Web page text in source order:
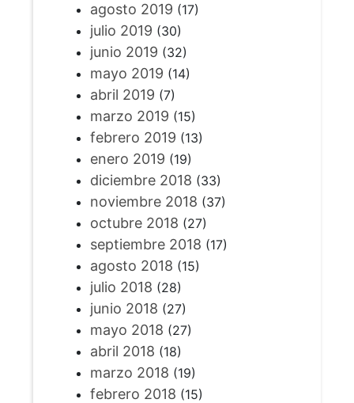
agosto 2019 (17)
julio 2019 (30)
junio 2019 (32)
mayo 2019 (14)
abril 2019 (7)
marzo 2019 (15)
febrero 2019 (13)
enero 2019 (19)
diciembre 2018 (33)
noviembre 2018 (37)
octubre 2018 (27)
septiembre 2018 (17)
agosto 2018 (15)
julio 2018 (28)
junio 2018 (27)
mayo 2018 (27)
abril 2018 (18)
marzo 2018 (19)
febrero 2018 (15)